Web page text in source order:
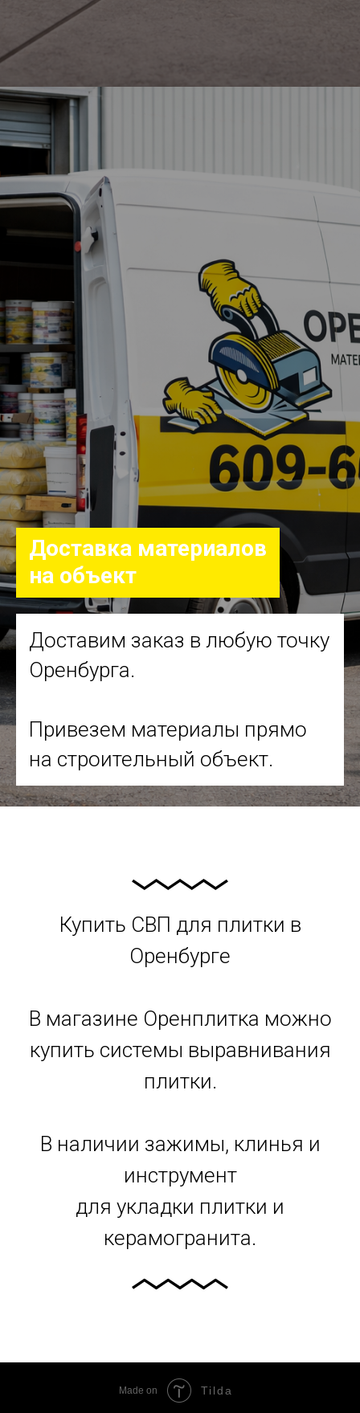
Доставка материалов
на объект
Доставим заказ в любую точку
Оренбурга.
Привезем материалы прямо
на строительный объект.
Купить СВП для плитки в
Оренбурге
В магазине Оренплитка можно
купить системы выравнивания
плитки.
В наличии зажимы, клинья и
инструмент
для укладки плитки и
керамогранита.
Made on Tilda